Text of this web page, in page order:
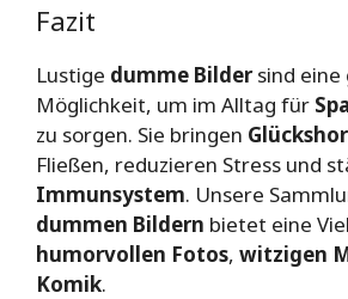
Fazit
Lustige dumme Bildersind eine
Möglichkeit, um im Alltag für
zu sorgen. Sie bringen
Fließen, reduzieren Stress und
Immunsystem. Unsere
dummen Bildern bietet eine
humorvollen Fotos, witzigen
Komik.